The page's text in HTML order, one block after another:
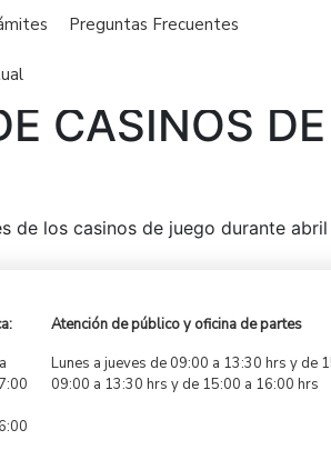
Preguntas Frecuentes
CASINOS DE
de los casinos de juego durante
Atención de público y oficina de partes
Lunes a jueves de 09:00 a 13:30 hrs y de
09:00 a 13:30 hrs y de 15:00 a 16:00 hrs